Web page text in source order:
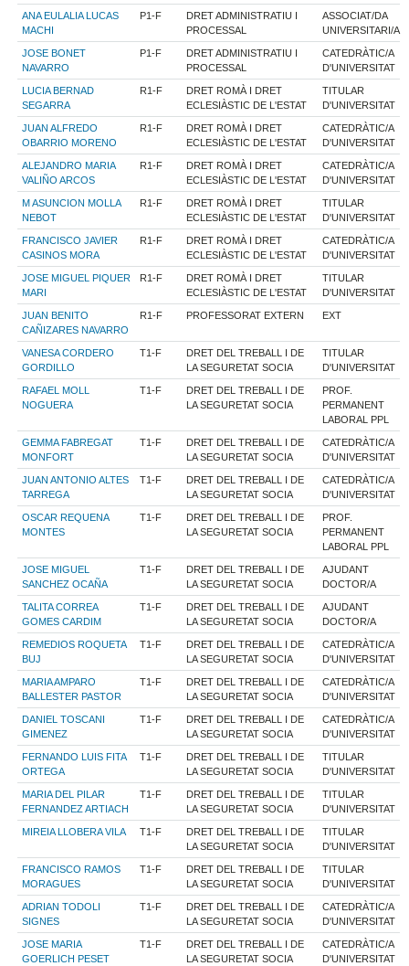
ANA EULALIA LUCAS
MACHI
P1-F
DRET ADMINISTRATIU I
PROCESSAL
ASSOCIAT/DA
UNIVERSITARI/A
JOSE BONET
NAVARRO
P1-F
DRET ADMINISTRATIU I
PROCESSAL
CATEDRÀTIC/A
D'UNIVERSITAT
LUCIA BERNAD
SEGARRA
R1-F
DRET ROMÀ I DRET
ECLESIÀSTIC DE L'ESTAT
TITULAR
D'UNIVERSITAT
JUAN ALFREDO
OBARRIO MORENO
R1-F
DRET ROMÀ I DRET
ECLESIÀSTIC DE L'ESTAT
CATEDRÀTIC/A
D'UNIVERSITAT
ALEJANDRO MARIA
VALIÑO ARCOS
R1-F
DRET ROMÀ I DRET
ECLESIÀSTIC DE L'ESTAT
CATEDRÀTIC/A
D'UNIVERSITAT
M ASUNCION MOLLA
NEBOT
R1-F
DRET ROMÀ I DRET
ECLESIÀSTIC DE L'ESTAT
TITULAR
D'UNIVERSITAT
FRANCISCO JAVIER
CASINOS MORA
R1-F
DRET ROMÀ I DRET
ECLESIÀSTIC DE L'ESTAT
CATEDRÀTIC/A
D'UNIVERSITAT
JOSE MIGUEL PIQUER
MARI
R1-F
DRET ROMÀ I DRET
ECLESIÀSTIC DE L'ESTAT
TITULAR
D'UNIVERSITAT
JUAN BENITO
CAÑIZARES NAVARRO
R1-F PROFESSORAT EXTERN EXT
VANESA CORDERO
GORDILLO
T1-F
DRET DEL TREBALL I DE
LA SEGURETAT SOCIA
TITULAR
D'UNIVERSITAT
RAFAEL MOLL
NOGUERA
T1-F
DRET DEL TREBALL I DE
LA SEGURETAT SOCIA
PROF.
PERMANENT
LABORAL PPL
GEMMA FABREGAT
MONFORT
T1-F
DRET DEL TREBALL I DE
LA SEGURETAT SOCIA
CATEDRÀTIC/A
D'UNIVERSITAT
JUAN ANTONIO ALTES
TARREGA
T1-F
DRET DEL TREBALL I DE
LA SEGURETAT SOCIA
CATEDRÀTIC/A
D'UNIVERSITAT
OSCAR REQUENA
MONTES
T1-F
DRET DEL TREBALL I DE
LA SEGURETAT SOCIA
PROF.
PERMANENT
LABORAL PPL
JOSE MIGUEL
SANCHEZ OCAÑA
T1-F
DRET DEL TREBALL I DE
LA SEGURETAT SOCIA
AJUDANT
DOCTOR/A
TALITA CORREA
GOMES CARDIM
T1-F
DRET DEL TREBALL I DE
LA SEGURETAT SOCIA
AJUDANT
DOCTOR/A
REMEDIOS ROQUETA
BUJ
T1-F
DRET DEL TREBALL I DE
LA SEGURETAT SOCIA
CATEDRÀTIC/A
D'UNIVERSITAT
MARIA AMPARO
BALLESTER PASTOR
T1-F
DRET DEL TREBALL I DE
LA SEGURETAT SOCIA
CATEDRÀTIC/A
D'UNIVERSITAT
DANIEL TOSCANI
GIMENEZ
T1-F
DRET DEL TREBALL I DE
LA SEGURETAT SOCIA
CATEDRÀTIC/A
D'UNIVERSITAT
FERNANDO LUIS FITA
ORTEGA
T1-F
DRET DEL TREBALL I DE
LA SEGURETAT SOCIA
TITULAR
D'UNIVERSITAT
MARIA DEL PILAR
FERNANDEZ ARTIACH
T1-F
DRET DEL TREBALL I DE
LA SEGURETAT SOCIA
TITULAR
D'UNIVERSITAT
MIREIA LLOBERA VILA T1-F
DRET DEL TREBALL I DE
LA SEGURETAT SOCIA
TITULAR
D'UNIVERSITAT
FRANCISCO RAMOS
MORAGUES
T1-F
DRET DEL TREBALL I DE
LA SEGURETAT SOCIA
TITULAR
D'UNIVERSITAT
ADRIAN TODOLI
SIGNES
T1-F
DRET DEL TREBALL I DE
LA SEGURETAT SOCIA
CATEDRÀTIC/A
D'UNIVERSITAT
JOSE MARIA
GOERLICH PESET
T1-F
DRET DEL TREBALL I DE
LA SEGURETAT SOCIA
CATEDRÀTIC/A
D'UNIVERSITAT